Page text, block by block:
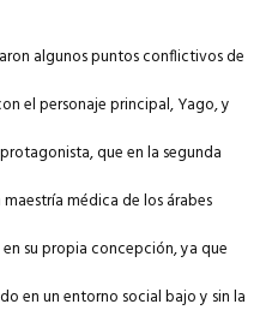
algunos puntos conflictivos de
el personaje principal, Yago, y
que en la segunda
médica de los árabes
su propia concepción, ya que
en un entorno social bajo y sin la